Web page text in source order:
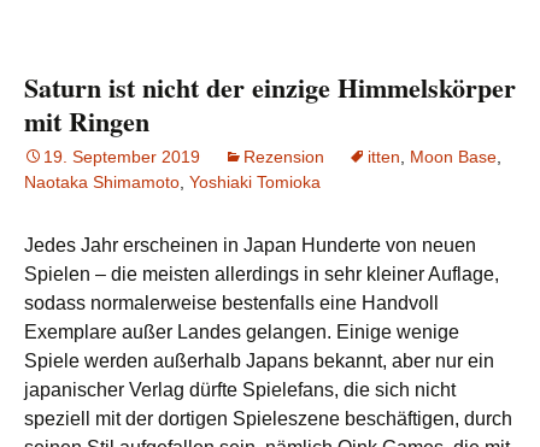
Saturn ist nicht der einzige Himmelskörper
mit Ringen
19. September 2019 Rezension itten Moon Base
Naotaka Shimamoto Yoshiaki Tomioka
Jedes Jahr erscheinen in Japan Hunderte von neuen
Spielen – die meisten allerdings in sehr kleiner Auflage,
sodass normalerweise bestenfalls eine Handvoll
Exemplare außer Landes gelangen. Einige wenige
Spiele werden außerhalb Japans bekannt, aber nur ein
japanischer Verlag dürfte Spielefans, die sich nicht
speziell mit der dortigen Spieleszene beschäftigen, durch